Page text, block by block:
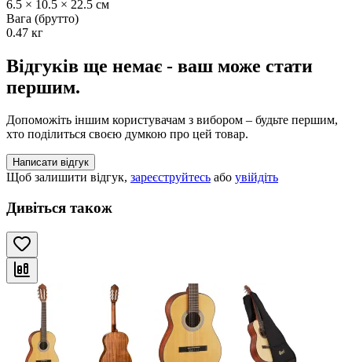
6.5 × 10.5 × 22.5 см
Вага (брутто)
0.47 кг
Відгуків ще немає - ваш може стати
першим.
Допоможіть іншим користувачам з вибором – будьте першим,
хто поділиться своєю думкою про цей товар.
Написати відгук
Щоб залишити відгук, зареєструйтесь або увійдіть
Дивіться також